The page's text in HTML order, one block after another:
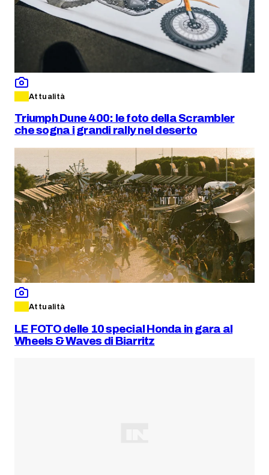
Attualità
Triumph Dune 400: le foto della Scrambler
che sogna i grandi rally nel deserto
Attualità
LE FOTO delle 10 special Honda in gara al
Wheels & Waves di Biarritz